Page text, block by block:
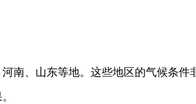
南、山东等地。这些地区的气候条